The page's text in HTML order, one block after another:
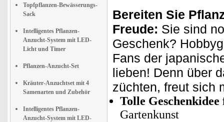
Topfpflanzen-Bewässerungs-
Sack
Intelligentes Pflanzen-
Anzucht-System mit LED-
Licht und Timer
Pflanzen-Anzucht-Set
Kräuter-Anzuchtset mit 4
Samenarten und Zubehör
Intelligentes Pflanzen-
Anzucht-System mit LED-
Bereiten Sie
Freude: Sie sind
Geschenk?
Fans der
lieben! Denn über
züchten, freut sich
Tolle
Gartenkunst